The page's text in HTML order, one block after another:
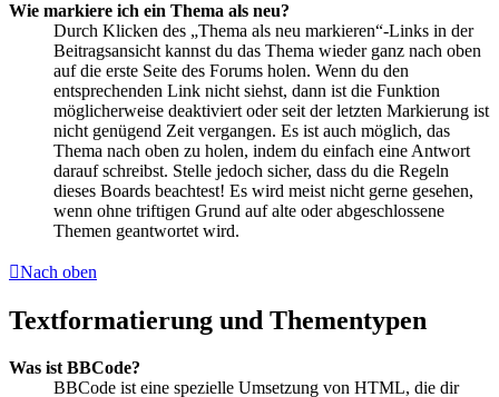
Wie markiere ich ein Thema als neu?
Durch Klicken des „Thema als neu markieren“-Links in der
Beitragsansicht kannst du das Thema wieder ganz nach oben
auf die erste Seite des Forums holen. Wenn du den
entsprechenden Link nicht siehst, dann ist die Funktion
möglicherweise deaktiviert oder seit der letzten Markierung ist
nicht genügend Zeit vergangen. Es ist auch möglich, das
Thema nach oben zu holen, indem du einfach eine Antwort
darauf schreibst. Stelle jedoch sicher, dass du die Regeln
dieses Boards beachtest! Es wird meist nicht gerne gesehen,
wenn ohne triftigen Grund auf alte oder abgeschlossene
Themen geantwortet wird.
Nach oben
Textformatierung und Thementypen
Was ist BBCode?
BBCode ist eine spezielle Umsetzung von HTML, die dir